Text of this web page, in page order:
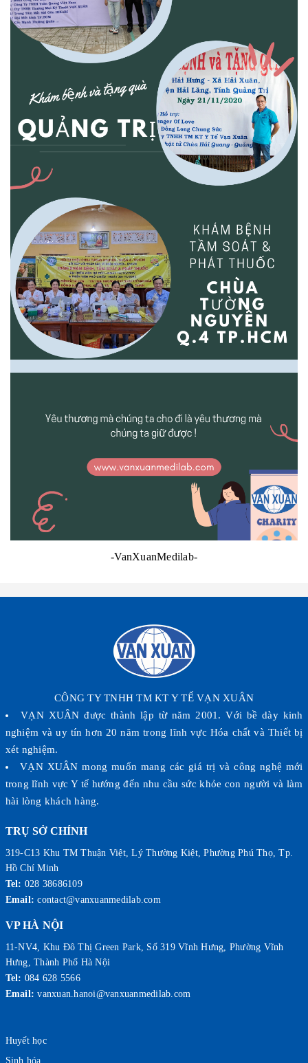
|
ERBALACHEMA
|
DIAPRO
ARKRAY
-VanXuanMedilab-
CÔNG TY TNHH TM KT Y TẾ VẠN XUÂN
VẠN XUÂN được thành lập từ năm 2001. Với bề dày kinh
nghiệm và uy tín hơn 20 năm trong lĩnh vực Hóa chất và Thiết bị
xét nghiệm.
VẠN XUÂN mong muốn mang các giá trị và công nghệ mới
trong lĩnh vực Y tế hướng đến nhu cầu sức khỏe con người và làm
hài lòng khách hàng.
TRỤ SỞ CHÍNH
319-C13 Khu TM Thuận Việt, Lý Thường Kiệt, Phường Phú Thọ, Tp.
Hồ Chí Minh
Tel: 028 38686109
Email: contact@vanxuanmedilab.com
VP HÀ NỘI
11-NV4, Khu Đô Thị Green Park, Số 319 Vĩnh Hưng, Phường Vĩnh
Hưng, Thành Phố Hà Nội
Tel: 084 628 5566
Email: vanxuan.hanoi@vanxuanmedilab.com
Huyết học
Sinh hóa